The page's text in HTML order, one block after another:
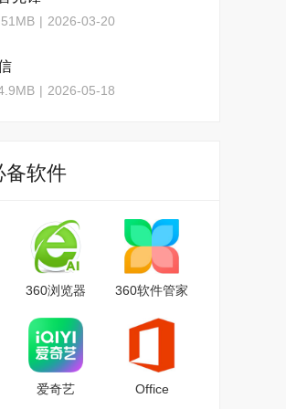
| 2026-03-20
| 2026-05-18
备软件
360浏览器 360软件管家
爱奇艺 Office